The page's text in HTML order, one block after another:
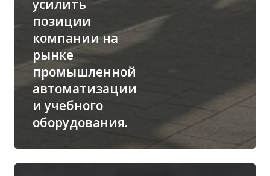
усилить
позиции
компании на
рынке
промышленной
автоматизации
и учебного
оборудования.